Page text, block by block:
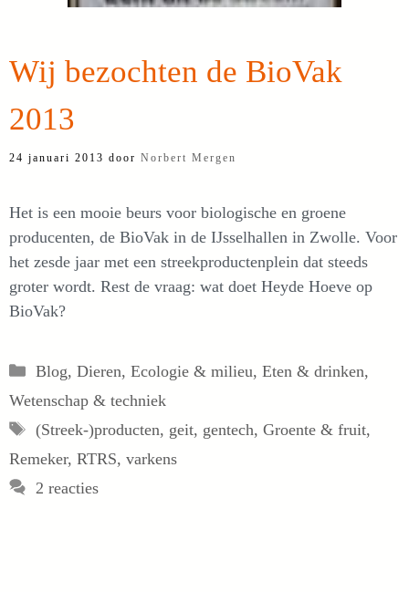
Wij bezochten de BioVak
2013
24 januari 2013 door Norbert Mergen
Het is een mooie beurs voor biologische en groene
producenten, de BioVak in de IJsselhallen in Zwolle. Voor
het zesde jaar met een streekproductenplein dat steeds
groter wordt. Rest de vraag: wat doet Heyde Hoeve op
BioVak?
Categorieën
Blog, Dieren, Ecologie & milieu, Eten & drinken,
Wetenschap & techniek
Tags
(Streek-)producten, geit, gentech, Groente & fruit,
Remeker, RTRS, varkens
2 reacties